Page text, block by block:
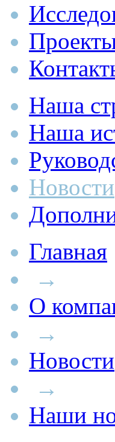
Наша
Наша
Новости
Главная
→
О
→
Новости
→
Наши